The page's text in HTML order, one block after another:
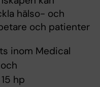
hälso- och
och patienter
inom Medical
hp